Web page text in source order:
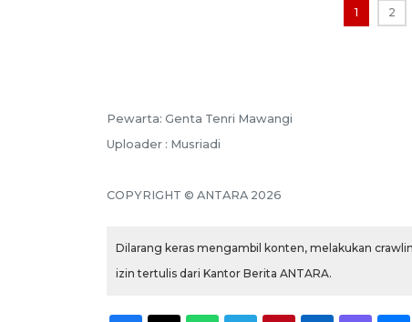
1 2
Pewarta: Genta Tenri Mawangi
Uploader : Musriadi
COPYRIGHT © ANTARA 2026
Dilarang keras mengambil konten, melakukan
izin tertulis dari Kantor Berita ANTARA.